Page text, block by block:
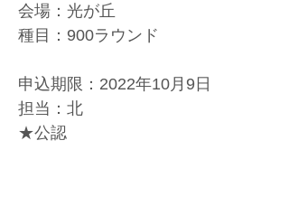
会場：光が丘
種目：900ラウンド
申込期限：2022年10月9日
担当：北
★公認